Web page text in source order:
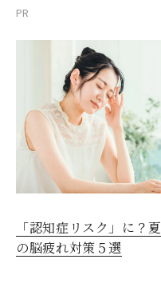
PR
「認知症リスク」に？夏
の脳疲れ対策５選